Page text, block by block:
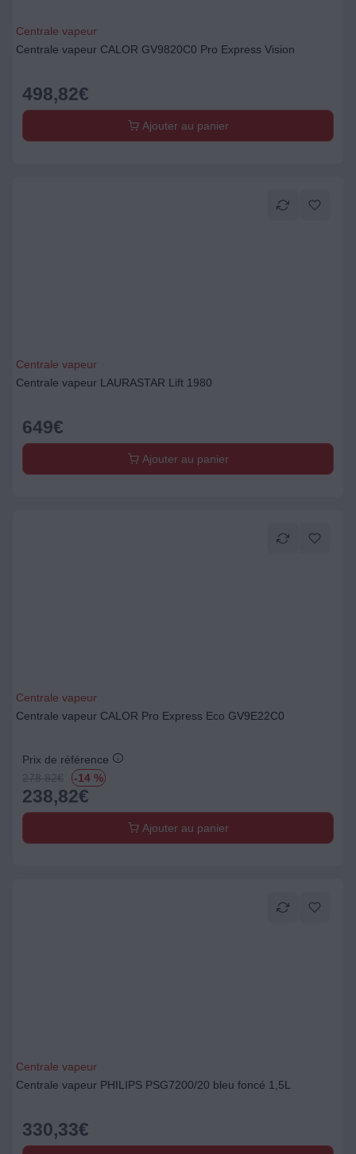
Centrale vapeur
Centrale vapeur CALOR GV9820C0 Pro Express Vision
498,82€
Ajouter au panier
Centrale vapeur
Centrale vapeur LAURASTAR Lift 1980
649€
Ajouter au panier
Centrale vapeur
Centrale vapeur CALOR Pro Express Eco GV9E22C0
Prix de référence
278.82€ -14 %
238,82€
Ajouter au panier
Centrale vapeur
Centrale vapeur PHILIPS PSG7200/20 bleu foncé 1,5L
330,33€